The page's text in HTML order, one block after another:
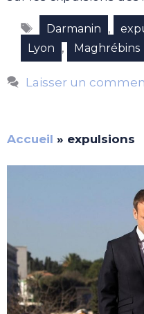
Étiquettes
Darmanin ,
Lyon , Maghrébins
Laisser un
Accueil » expulsions